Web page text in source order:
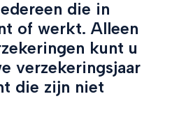
die in
of werkt. Alleen
kunt u
verzekeringsjaar
die zijn niet